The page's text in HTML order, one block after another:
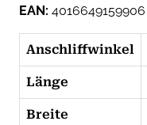
EAN: 4016649159906
Anschliffwinkel
Länge
Breite